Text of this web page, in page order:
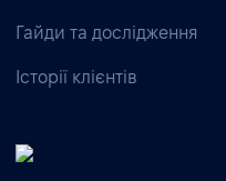
Гайди та дослідження
Історії клієнтів